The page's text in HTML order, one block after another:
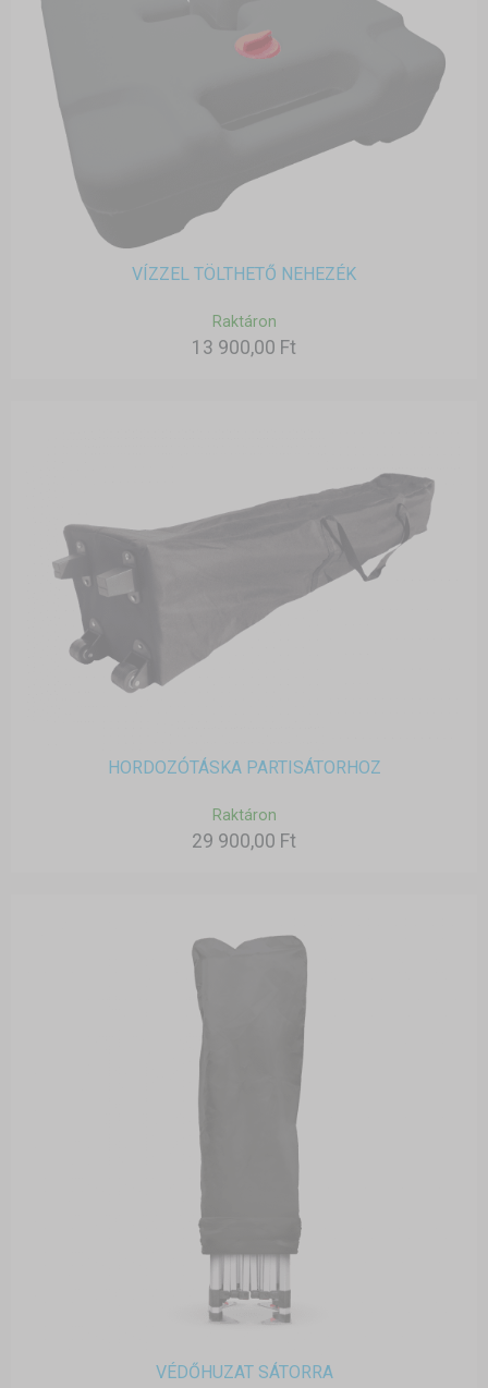
VÍZZEL TÖLTHETŐ NEHEZÉK
Raktáron
13 900,00 Ft
HORDOZÓTÁSKA PARTISÁTORHOZ
Raktáron
29 900,00 Ft
VÉDŐHUZAT SÁTORRA